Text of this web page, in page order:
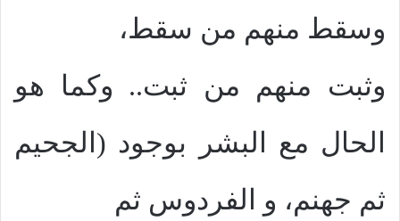
وسقط منهم من سقط،
وثبت منهم من ثبت.. وكما هو
الحال مع البشر بوجود (الجحيم
ثم جهنم، و الفردوس ثم